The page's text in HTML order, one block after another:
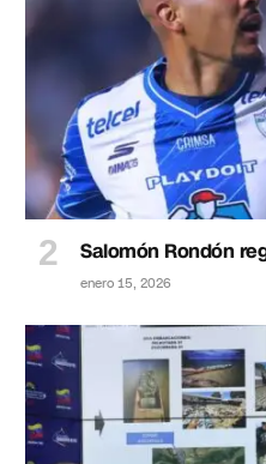
Salomón Rondón
enero 15, 2026